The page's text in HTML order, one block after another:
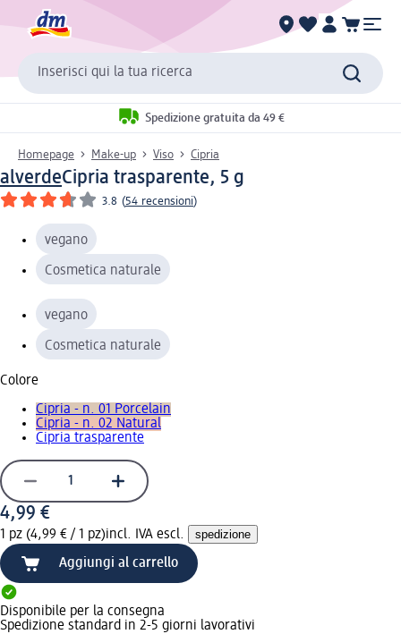
Inserisci qui la tua ricerca
Spedizione gratuita da 49 €
Homepage Make-up Viso Cipria
alverdeCipria trasparente, 5 g
3.8 (54 recensioni)
vegano
Cosmetica naturale
vegano
Cosmetica naturale
Colore
Cipria - n. 01 Porcelain
Cipria - n. 02 Natural
Cipria trasparente
4,99 €
1 pz (4,99 € / 1 pz)incl. IVA escl. spedizione
Aggiungi al carrello
Disponibile per la consegna
Spedizione standard in 2-5 giorni lavorativi